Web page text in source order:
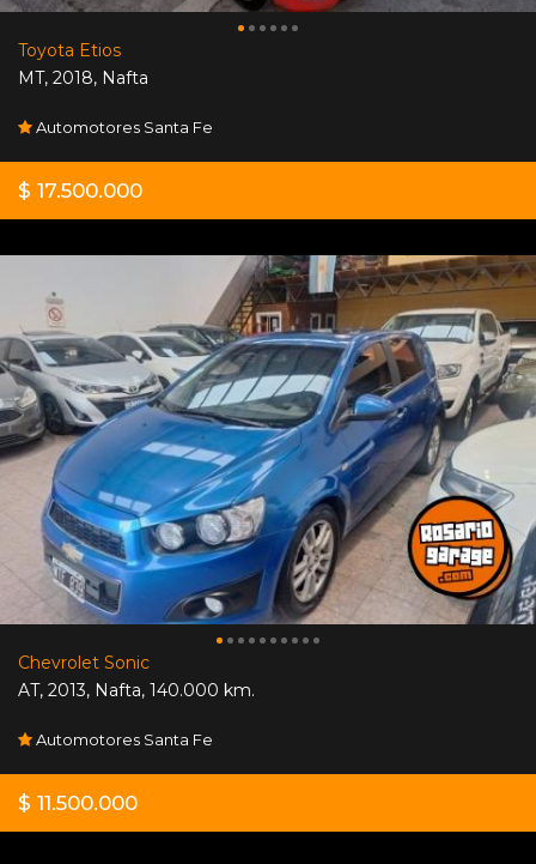
Toyota Etios
MT, 2018, Nafta
Automotores Santa Fe
$ 17.500.000
Chevrolet Sonic
AT, 2013, Nafta, 140.000 km.
Automotores Santa Fe
$ 11.500.000